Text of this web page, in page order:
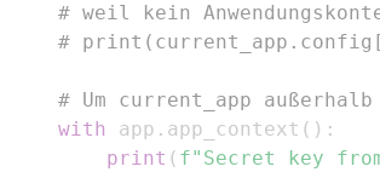
# weil kein
#
# Um current_app
with
app . app_context ( ) :
print ( f"Secret key